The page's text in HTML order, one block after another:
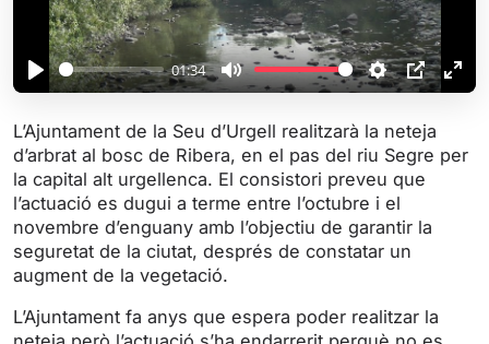
P
l
a
y
01:34
M
u
e
S
t
i
n
g
P
P
E
t
l
a
y
L’Ajuntament de la Seu d’Urgell realitzarà la neteja
d’arbrat al bosc de Ribera, en el pas del riu Segre per
la capital alt urgellenca. El consistori preveu que
l’actuació es dugui a terme entre l’octubre i el
novembre d’enguany amb l’objectiu de garantir la
seguretat de la ciutat, després de constatar un
augment de la vegetació.
L’Ajuntament fa anys que espera poder realitzar la